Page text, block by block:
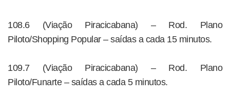
108.6 (Viação Piracicabana) – Rod. Plano
Piloto/Shopping Popular – saídas a cada 15 minutos.
109.7 (Viação Piracicabana) – Rod. Plano
Piloto/Funarte – saídas a cada 5 minutos.